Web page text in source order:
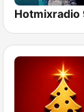
Hotmixradio